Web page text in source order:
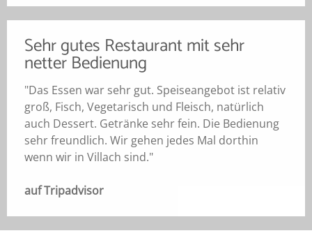
Sehr gutes Restaurant mit sehr
netter Bedienung
"Das Essen war sehr gut. Speiseangebot ist relativ
groß, Fisch, Vegetarisch und Fleisch, natürlich
auch Dessert. Getränke sehr fein. Die Bedienung
sehr freundlich. Wir gehen jedes Mal dorthin
wenn wir in Villach sind."
auf Tripadvisor